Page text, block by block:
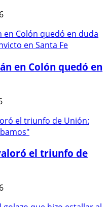
en Colón quedó en
el triunfo de